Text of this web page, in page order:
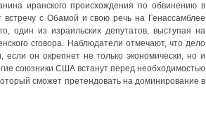
иранского происхождения по обвинению в
с Обамой и свою речь на Генассамблее
один из израильских депутатов, выступая на
сговора. Наблюдатели отмечают, что дело
он окрепнет не только экономически, но и
союзники США встанут перед необходимостью
сможет претендовать на доминирование в